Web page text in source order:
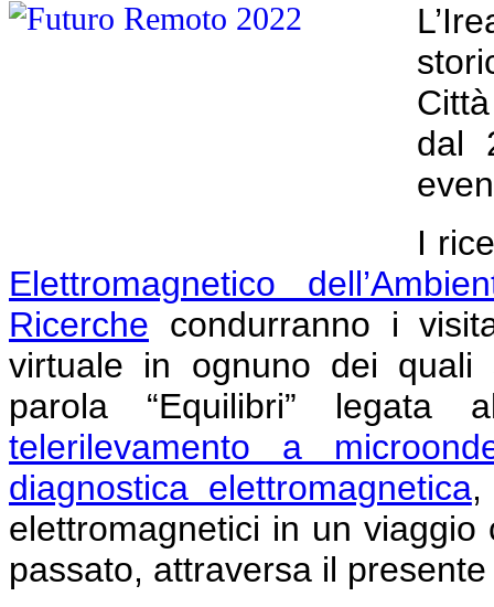
dal
I
Elettromagnetico
Ricerche condurranno i
virtuale in ognuno dei quali
parola “Equilibri”
telerilevamento a
diagnostica elettromagnetica,
elettromagnetici in un viaggio
passato, attraversa il